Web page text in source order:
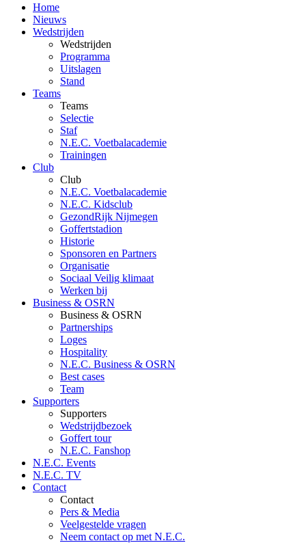
Home
Nieuws
Wedstrijden
Wedstrijden
Programma
Uitslagen
Stand
Teams
Teams
Selectie
Staf
N.E.C. Voetbalacademie
Trainingen
Club
Club
N.E.C. Voetbalacademie
N.E.C. Kidsclub
GezondRijk Nijmegen
Goffertstadion
Historie
Sponsoren en Partners
Organisatie
Sociaal Veilig klimaat
Werken bij
Business & OSRN
Business & OSRN
Partnerships
Loges
Hospitality
N.E.C. Business & OSRN
Best cases
Team
Supporters
Supporters
Wedstrijdbezoek
Goffert tour
N.E.C. Fanshop
N.E.C. Events
N.E.C. TV
Contact
Contact
Pers & Media
Veelgestelde vragen
Neem contact op met N.E.C.